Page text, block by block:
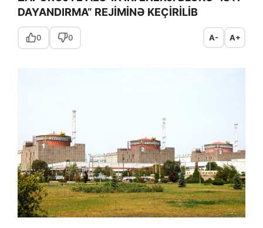
DAYANDIRMA” REJİMİNƏ KEÇİRİLİB
0 0 A- A+